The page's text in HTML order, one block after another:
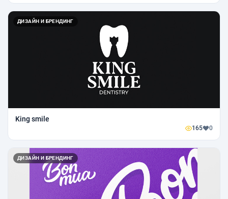
ДИЗАЙН И БРЕНДИНГ
King smile
165 0
ДИЗАЙН И БРЕНДИНГ